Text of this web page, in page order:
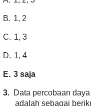
B. 1, 2
C. 1, 3
D. 1, 4
E. 3 saja
3. Data percobaan
adalah sebagai